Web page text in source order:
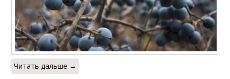
Читать дальше →